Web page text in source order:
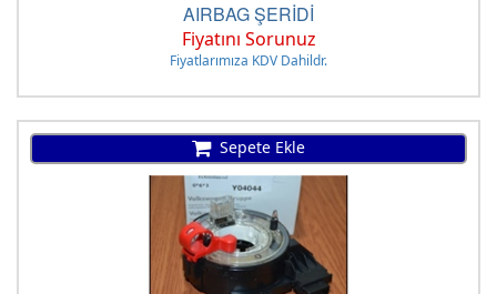
AIRBAG ŞERİDİ
Fiyatını Sorunuz
Fiyatlarımıza KDV Dahildr.
Sepete Ekle